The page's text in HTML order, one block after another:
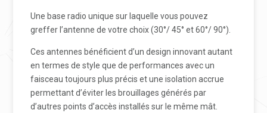
Une base radio unique sur laquelle vous pouvez
greffer l’antenne de votre choix (30°/ 45° et 60°/ 90°).
Ces antennes bénéficient d’un design innovant autant
en termes de style que de performances avec un
faisceau toujours plus précis et une isolation accrue
permettant d’éviter les brouillages générés par
d’autres points d’accès installés sur le même mât.